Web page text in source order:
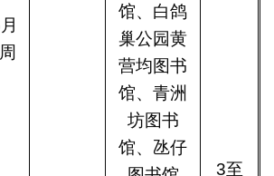
馆、白鸽
巢公园黄
营均图书
馆、青洲
坊图书
馆、氹仔
3至